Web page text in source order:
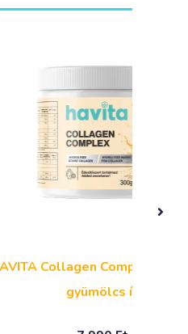
– Trópusi